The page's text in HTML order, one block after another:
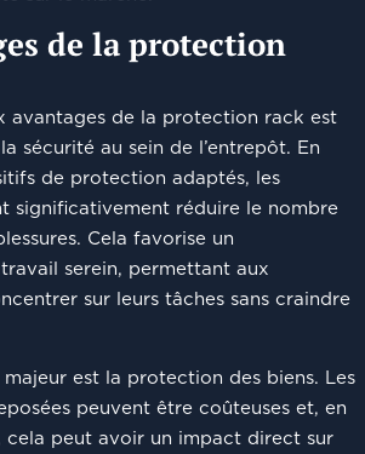
de la protection
avantages de la protection rack est
sécurité au sein de l’entrepôt. En
de protection adaptés, les
significativement réduire le nombre
Cela favorise un
serein, permettant aux
sur leurs tâches sans craindre
est la protection des biens. Les
peuvent être coûteuses et, en
cela peut avoir un impact direct sur